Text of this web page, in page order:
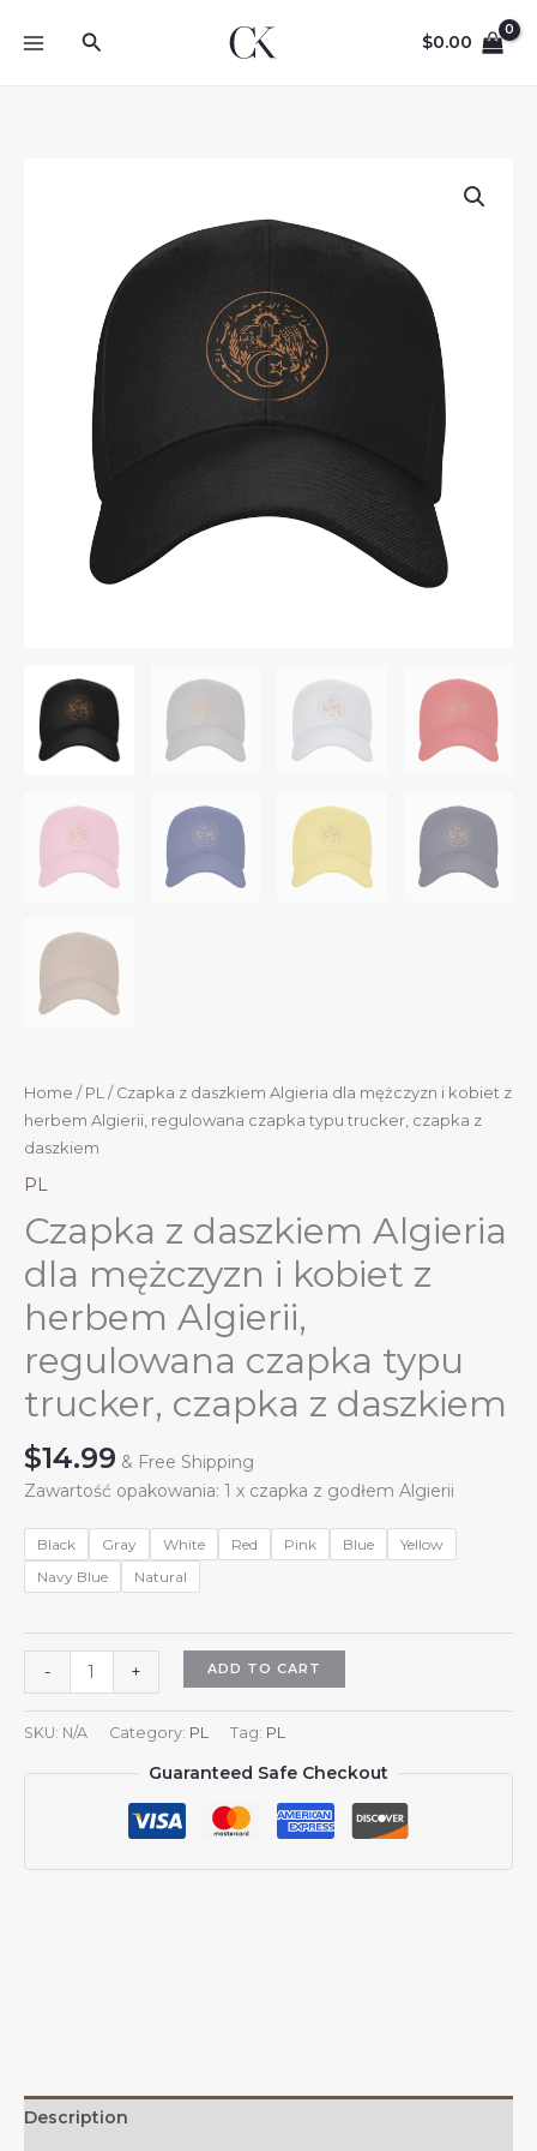
Search $0.00
Home / PL / Czapka z daszkiem Algieria dla mężczyzn i kobiet z
herbem Algierii, regulowana czapka typu trucker, czapka z
daszkiem
PL
Czapka z daszkiem Algieria
dla mężczyzn i kobiet z
herbem Algierii,
regulowana czapka typu
trucker, czapka z daszkiem
$14.99 & Free Shipping
Zawartość opakowania: 1 x czapka z godłem Algierii
Black Gray White Red Pink Blue
Yellow
Navy Blue
Natural
-
z
daszkiem
Algieria
dla
z
daszkiem
+ ADD TO CART
SKU: N/A Category: PL Tag: PL
Guaranteed Safe Checkout
Description